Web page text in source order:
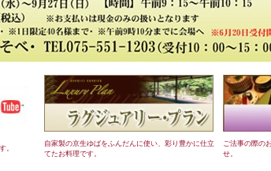
。
自家製の京生ゆばをふんだんに使い、彩り豊かに仕立
てたお料理です。
ご法事の際の
せ。